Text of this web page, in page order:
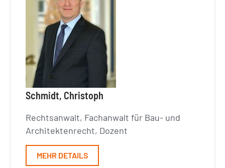
Schmidt, Christoph
Rechtsanwalt, Fachanwalt für Bau- und
Architektenrecht, Dozent
MEHR DETAILS